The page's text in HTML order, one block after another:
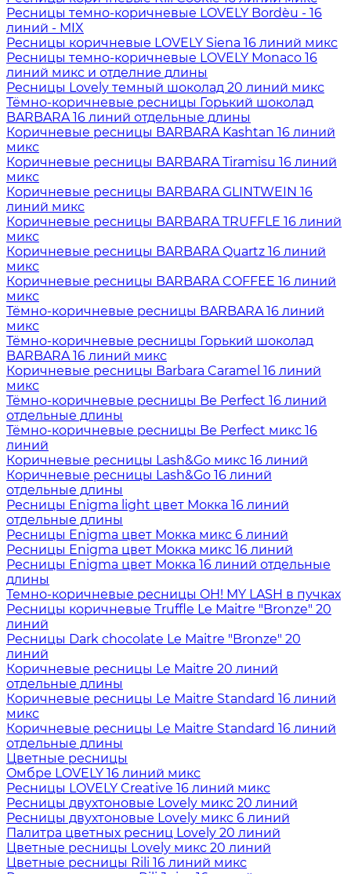
Ресницы темно-коричневые LOVELY Bordèu - 16
линий - MIX
Ресницы коричневые LOVELY Siena 16 линий микс
Ресницы темно-коричневые LOVELY Monaco 16
линий микс и отделние длины
Ресницы Lovely темный шоколад 20 линий микс
Тёмно-коричневые ресницы Горький шоколад
BARBARA 16 линий отдельные длины
Коричневые ресницы BARBARA Kashtan 16 линий
микс
Коричневые ресницы BARBARA Tiramisu 16 линий
микс
Коричневые ресницы BARBARA GLINTWEIN 16
линий микс
Коричневые ресницы BARBARA TRUFFLE 16 линий
микс
Коричневые ресницы BARBARA Quartz 16 линий
микс
Коричневые ресницы BARBARA COFFEE 16 линий
микс
Тёмно-коричневые ресницы BARBARA 16 линий
микс
Тёмно-коричневые ресницы Горький шоколад
BARBARA 16 линий микс
Коричневые ресницы Barbara Caramel 16 линий
микс
Тёмно-коричневые ресницы Be Perfect 16 линий
отдельные длины
Тёмно-коричневые ресницы Be Perfect микс 16
линий
Коричневые ресницы Lash&Go микс 16 линий
Коричневые ресницы Lash&Go 16 линий
отдельные длины
Ресницы Enigma light цвет Мокка 16 линий
отдельные длины
Ресницы Enigma цвет Мокка микс 6 линий
Ресницы Enigma цвет Мокка микс 16 линий
Ресницы Enigma цвет Мокка 16 линий отдельные
длины
Темно-коричневые ресницы OH! MY LASH в пучках
Ресницы коричневые Truffle Le Maitre "Bronze" 20
линий
Ресницы Dark chocolate Le Maitre "Bronze" 20
линий
Коричневые ресницы Le Maitre 20 линий
отдельные длины
Коричневые ресницы Le Maitre Standard 16 линий
микс
Коричневые ресницы Le Maitre Standard 16 линий
отдельные длины
Цветные ресницы
Oмбре LOVELY 16 линий микс
Ресницы LOVELY Creative 16 линий микс
Ресницы двухтоновые Lovely микс 20 линий
Ресницы двухтоновые Lovely микс 6 линий
Палитра цветных ресниц Lovely 20 линий
Цветные ресницы Lovely микс 20 линий
Цветные ресницы Rili 16 линий микс